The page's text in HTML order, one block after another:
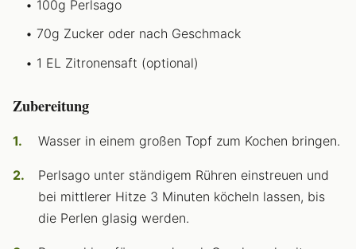
100g Perlsago
70g Zucker oder nach Geschmack
1 EL Zitronensaft (optional)
Zubereitung
Wasser in einem großen Topf zum Kochen bringen.
Perlsago unter ständigem Rühren einstreuen und
bei mittlerer Hitze 3 Minuten köcheln lassen, bis
die Perlen glasig werden.